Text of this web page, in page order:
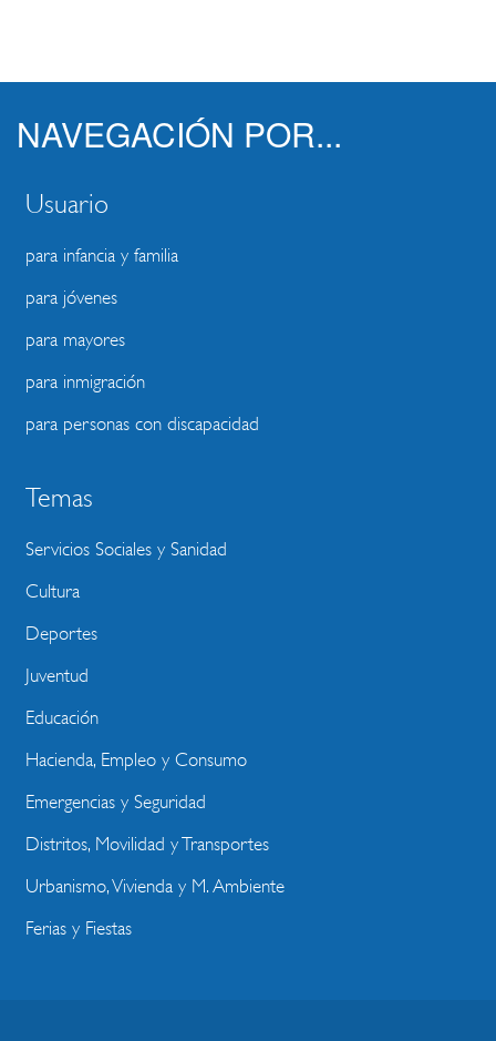
NAVEGACIÓN POR...
Usuario
para infancia y familia
para jóvenes
para mayores
para inmigración
para personas con discapacidad
Temas
Servicios Sociales y Sanidad
Cultura
Deportes
Juventud
Educación
Hacienda, Empleo y Consumo
Emergencias y Seguridad
Distritos, Movilidad y Transportes
Urbanismo, Vivienda y M. Ambiente
Ferias y Fiestas